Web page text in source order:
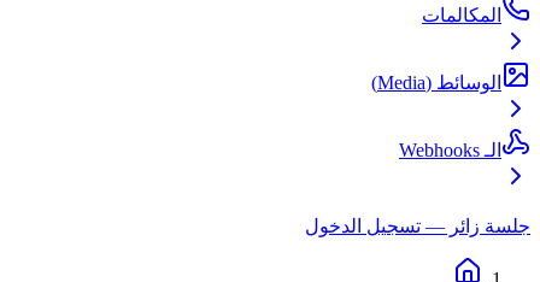
المكالمات
الوسائط (Media)
الـ Webhooks
جلسة زائر — تسجيل الدخول